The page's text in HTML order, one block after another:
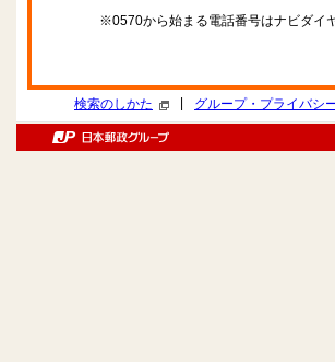
※0570から始まる電話番号はナビダイ
検索のしかた グループ・プライバシ